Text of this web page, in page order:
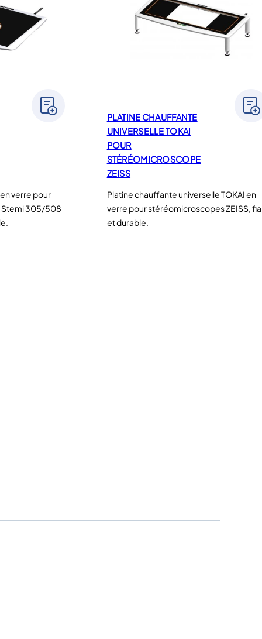
verre pour
Stemi 305/508
PLATINE CHAUFFANTE
UNIVERSELLE TOKAI
POUR
STÉRÉOMICROSCOPE
ZEISS
Platine chauffante universelle TOKAI en
verre pour stéréomicroscopes ZEISS,
et durable.